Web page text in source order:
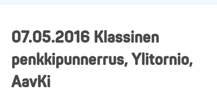
07.05.2016 Klassinen
penkkipunnerrus, Ylitornio,
AavKi